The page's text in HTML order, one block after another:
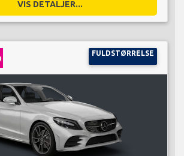
VIS DETALJER...
FULDSTØRRELSE